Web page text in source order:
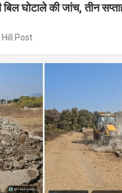
घोटाले की जांच, तीन सप्ताह
Post